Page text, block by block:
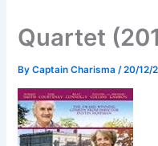
Quartet
ByCaptain Charisma /20/12/